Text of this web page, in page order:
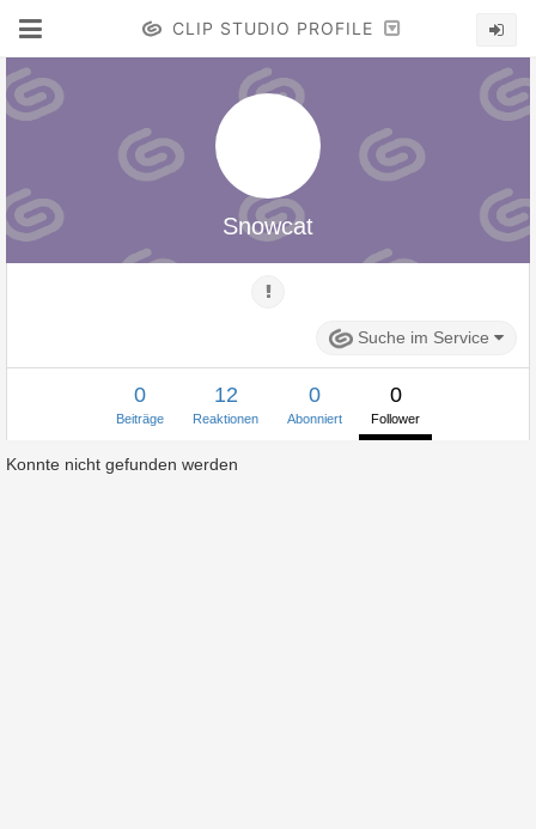
CLIP STUDIO PROFILE
Snowcat
Suche im Service
0
Beiträge
12
Reaktionen
0
Abonniert
0
Follower
Konnte nicht gefunden werden